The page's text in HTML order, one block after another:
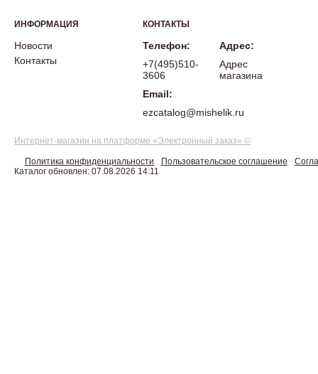
ИНФОРМАЦИЯ
Новости
Контакты
КОНТАКТЫ
Телефон:
+7(495)510-
3606
Email:
ezcatalog@mishelik.ru
Адрес:
Адрес
магазина
Интернет-магазин на платформе «Электронный заказ» ©
Политика конфиденциальности Пользовательское соглашение
Каталог обновлен: 07.08.2026 14:11